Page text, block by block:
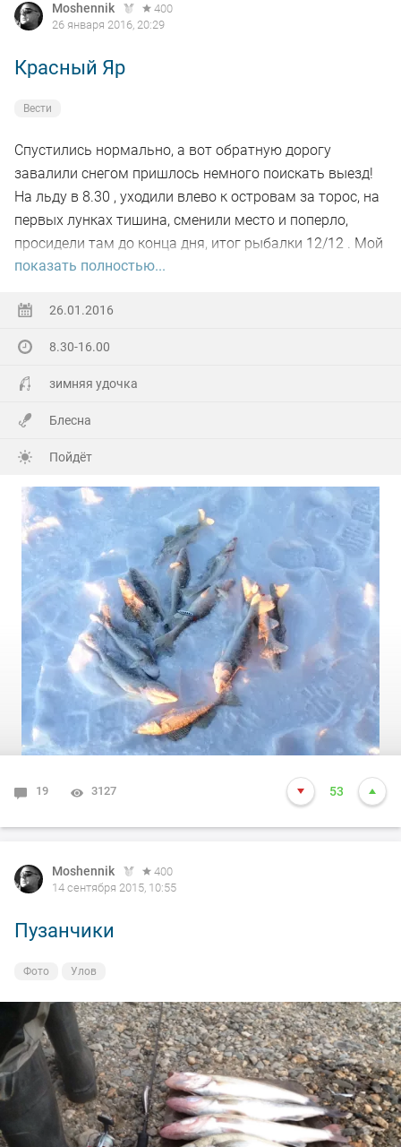
Moshennik
400
26 января 2016, 20:29
Красный Яр
Вести
Спустились нормально, а вот обратную дорогу
завалили снегом пришлось немного поискать выезд!
На льду в 8.30 , уходили влево к островам за торос, на
первых лунках тишина, сменили место и поперло,
просидели там до конца дня, итог рыбалки 12/12 . Мой
улов на фото!
показать полностью...
26.01.2016
8.30-16.00
зимняя удочка
Блесна
Пойдёт
19 3127 53
Moshennik
400
14 сентября 2015, 10:55
Пузанчики
Фото Улов